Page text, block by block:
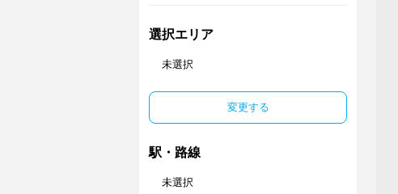
選択エリア
未選択
変更する
駅・路線
未選択